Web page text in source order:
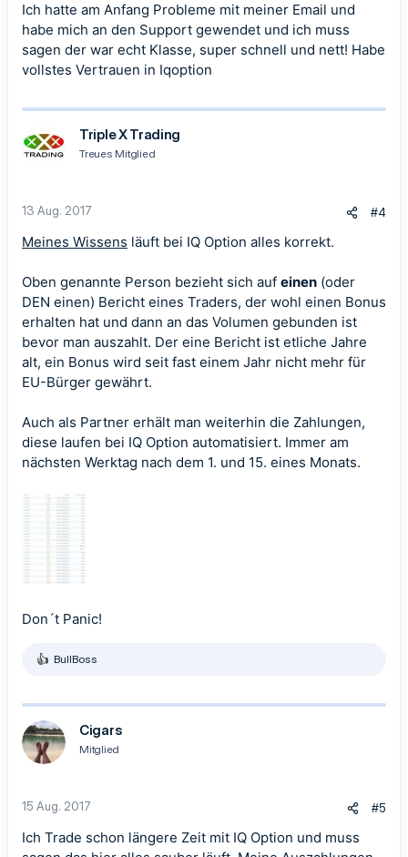
Ich hatte am Anfang Probleme mit meiner Email und
habe mich an den Support gewendet und ich muss
sagen der war echt Klasse, super schnell und nett! Habe
vollstes Vertrauen in Iqoption
Triple X Trading
Treues Mitglied
13 Aug. 2017 #4
Meines Wissens läuft bei IQ Option alles korrekt.
Oben genannte Person bezieht sich auf einen (oder
DEN einen) Bericht eines Traders, der wohl einen Bonus
erhalten hat und dann an das Volumen gebunden ist
bevor man auszahlt. Der eine Bericht ist etliche Jahre
alt, ein Bonus wird seit fast einem Jahr nicht mehr für
EU-Bürger gewährt.
Auch als Partner erhält man weiterhin die Zahlungen,
diese laufen bei IQ Option automatisiert. Immer am
nächsten Werktag nach dem 1. und 15. eines Monats.
Don´t Panic!
R
k
t
i
o
n
:
BullBoss
Cigars
Mitglied
15 Aug. 2017 #5
Ich Trade schon längere Zeit mit IQ Option und muss